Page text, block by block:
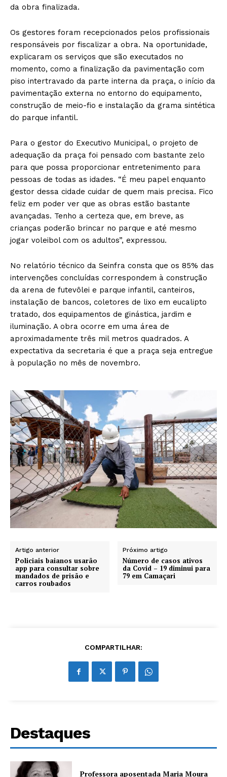
da obra finalizada.
Os gestores foram recepcionados pelos profissionais
responsáveis por fiscalizar a obra. Na oportunidade,
explicaram os serviços que são executados no
momento, como a finalização da pavimentação com
piso intertravado da parte interna da praça, o início da
pavimentação externa no entorno do equipamento,
construção de meio-fio e instalação da grama sintética
do parque infantil.
Para o gestor do Executivo Municipal, o projeto de
adequação da praça foi pensado com bastante zelo
para que possa proporcionar entretenimento para
pessoas de todas as idades. “É meu papel enquanto
gestor dessa cidade cuidar de quem mais precisa. Fico
feliz em poder ver que as obras estão bastante
avançadas. Tenho a certeza que, em breve, as
crianças poderão brincar no parque e até mesmo
jogar voleibol com os adultos”, expressou.
No relatório técnico da Seinfra consta que os 85% das
intervenções concluídas correspondem à construção
da arena de futevôlei e parque infantil, canteiros,
instalação de bancos, coletores de lixo em eucalipto
tratado, dos equipamentos de ginástica, jardim e
iluminação. A obra ocorre em uma área de
aproximadamente três mil metros quadrados. A
expectativa da secretaria é que a praça seja entregue
à população no mês de novembro.
Artigo anterior
Policiais baianos usarão
app para consultar sobre
mandados de prisão e
carros roubados
Próximo artigo
Número de casos ativos
da Covid – 19 diminui para
79 em Camaçari
COMPARTILHAR:
Destaques
Professora aposentada Maria Moura